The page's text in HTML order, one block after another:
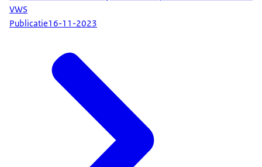
VWS
Publicatie16-11-2023